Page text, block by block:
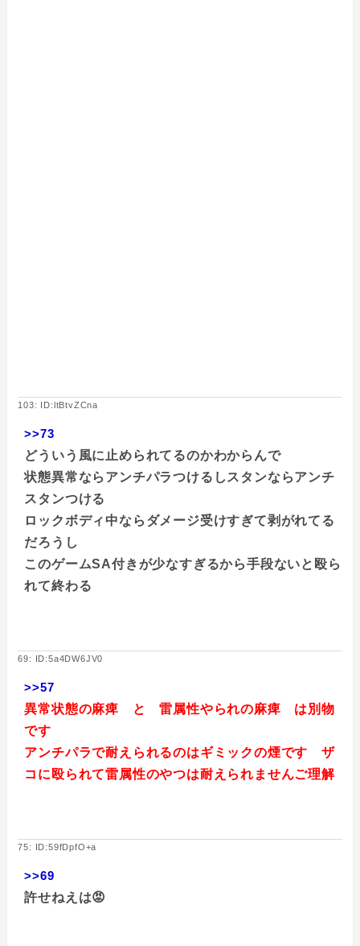
103: ID:ltBtvZCna
>>73
どういう風に止められてるのかわからんで
状態異常ならアンチパラつけるしスタンならアンチ
スタンつける
ロックボディ中ならダメージ受けすぎて剥がれてる
だろうし
このゲームSA付きが少なすぎるから手段ないと殴ら
れて終わる
69: ID:5a4DW6JV0
>>57
異常状態の麻痺 と 雷属性やられの麻痺 は別物
です
アンチパラで耐えられるのはギミックの煙です ザ
コに殴られて雷属性のやつは耐えられませんご理解
75: ID:59fDpfO+a
>>69
許せねえは😡